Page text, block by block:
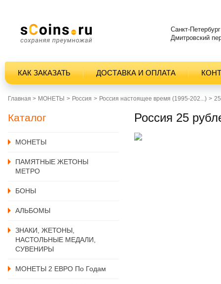
Санкт-Петербург
Дмитровский
КАК ЗАКАЗАТЬ ДОСТАВКА И ОПЛАТА
Главная > MОНЕТЫ Россия Россия настоящее время (1995-202...)
Каталог
MОНЕТЫ
ПАМЯТНЫЕ ЖЕТОНЫ
МЕТРО
БОНЫ
АЛЬБОМЫ
ЗНАКИ, ЖЕТОНЫ,
НАСТОЛЬНЫЕ МЕДАЛИ,
СУВЕНИРЫ
МОНЕТЫ 2 ЕВРО По Годам
Россия 25